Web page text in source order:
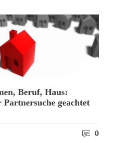
Beruf, Haus:
geachtet
0